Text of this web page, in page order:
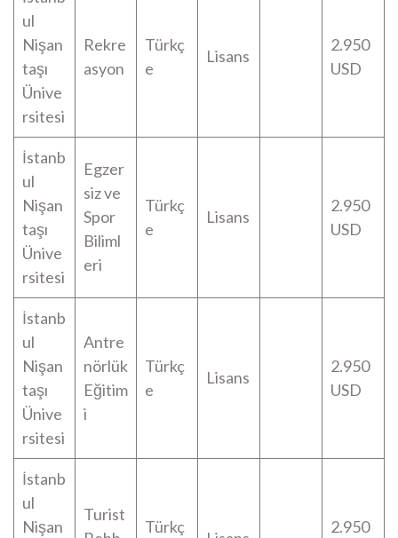
ul
Nişan
taşı
Ünive
rsitesi
Rekre
asyon
Türkç
e
Lisans
2.950
USD
İstanb
ul
Nişan
taşı
Ünive
rsitesi
Egzer
siz ve
Spor
Biliml
eri
Türkç
e
Lisans
2.950
USD
İstanb
ul
Nişan
taşı
Ünive
rsitesi
Antre
nörlük
Eğitim
i
Türkç
e
Lisans
2.950
USD
İstanb
ul
Nişan
Turist
Türkç
2.950